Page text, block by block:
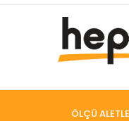
ÖLÇÜ